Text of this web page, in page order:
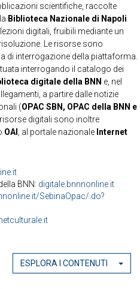
scientifiche, raccolte
Biblioteca Nazionale di Napoli
digitali, fruibili mediante un
Le risorse sono
di interrogazione della piattaforma.
interrogando il catalogo dei
digitale della BNN e, nel
a partire dalle notizie
(OPAC SBN, OPAC della BNN e
risorse digitali sono inoltre
OAI , al portale nazionale Internet
BNN: digitale.bnnnonline.it
SebinaOpac/.do?
ESPLORA I CONTENUTI